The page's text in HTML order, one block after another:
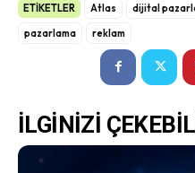
ETİKETLER Atlas dijital
pazarlama
reklam